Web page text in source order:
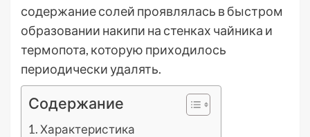
содержание солей проявлялась в быстром
образовании накипи на стенках чайника и
термопота, которую приходилось
периодически удалять.
Содержание
Характеристика